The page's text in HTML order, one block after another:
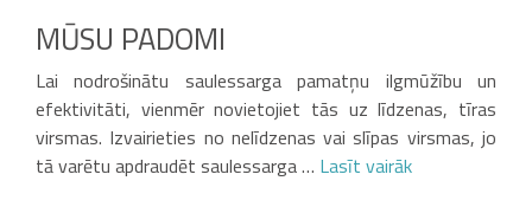
komplekts
Saderīgs ar 2,5 x 2,5 m un 3 x
3 m saulessargiem
Izturīga plastmasa
Pats savu panākumu upuris!
MŪSU PADOMI
Lai nodrošinātu saulessarga pamatņu ilgmūžību un
efektivitāti, vienmēr novietojiet tās uz līdzenas, tīras
virsmas. Izvairieties no nelīdzenas vai slīpas virsmas, jo
tā varētu apdraudēt saulessarga … Lasīt vairāk